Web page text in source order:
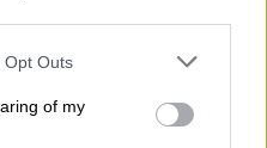
uses one or more Google
behaviour. You may click to
and its third-party tags to
Opt Outs
of my
αναζητούν το όπλο
δεν είναι